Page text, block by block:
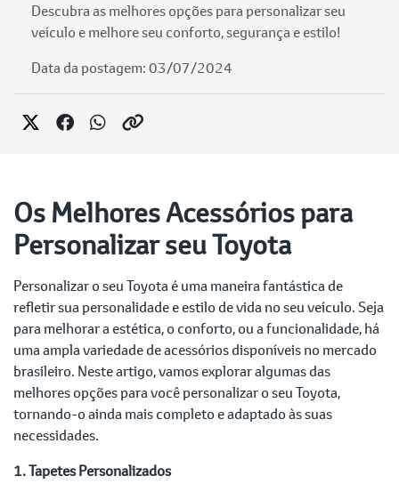
Descubra as melhores opções para personalizar seu
veículo e melhore seu conforto, segurança e estilo!
Data da postagem: 03/07/2024
Os Melhores Acessórios para
Personalizar seu Toyota
Personalizar o seu Toyota é uma maneira fantástica de
refletir sua personalidade e estilo de vida no seu veículo. Seja
para melhorar a estética, o conforto, ou a funcionalidade, há
uma ampla variedade de acessórios disponíveis no mercado
brasileiro. Neste artigo, vamos explorar algumas das
melhores opções para você personalizar o seu Toyota,
tornando-o ainda mais completo e adaptado às suas
necessidades.
1. Tapetes Personalizados